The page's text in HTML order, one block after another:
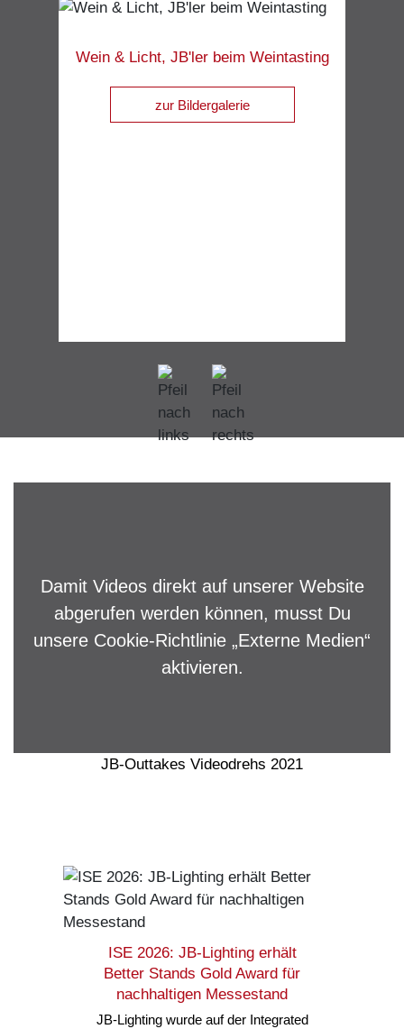
Wein & Licht, JB'ler beim Weintasting
zur Bildergalerie
Damit Videos direkt auf unserer Website
abgerufen werden können, musst Du
unsere Cookie-Richtlinie „Externe Medien“
aktivieren.
JB-Outtakes Videodrehs 2021
ISE 2026: JB-Lighting erhält
Better Stands Gold Award für
nachhaltigen Messestand
JB-Lighting wurde auf der Integrated